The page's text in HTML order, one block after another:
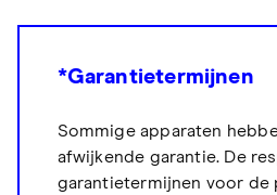
*Garantietermijnen
Sommige apparaten
afwijkende garantie. De
garantietermijnen voor de